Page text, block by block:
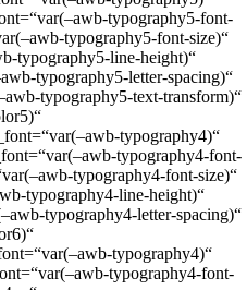
typography5-font-
typography5-font-size)“
typography5-line-height)“
typography5-letter-spacing)“
typography5-text-transform)“
typography4)“
typography4-font-
typography4-font-size)“
typography4-line-height)“
typography4-letter-spacing)“
typography4)“
typography4-font-